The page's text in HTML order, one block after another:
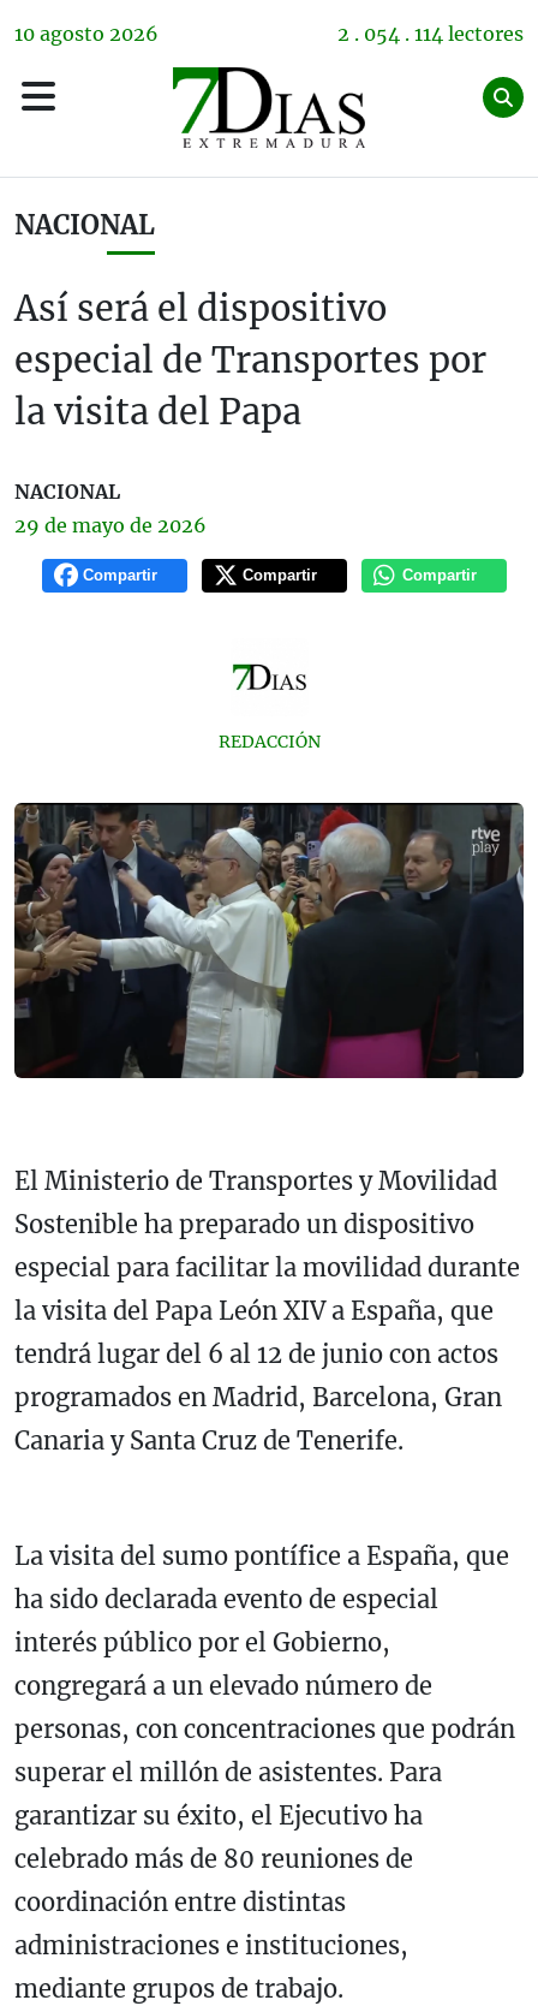
10 agosto 2026 2 . 054 . 114 lectores
NACIONAL
Así será el dispositivo
especial de Transportes por
la visita del Papa
NACIONAL
29 de mayo de 2026
Compartir Compartir Compartir
REDACCIÓN
El Ministerio de Transportes y Movilidad
Sostenible ha preparado un dispositivo
especial para facilitar la movilidad durante
la visita del Papa León XIV a España, que
tendrá lugar del 6 al 12 de junio con actos
programados en Madrid, Barcelona, Gran
Canaria y Santa Cruz de Tenerife.
La visita del sumo pontífice a España, que
ha sido declarada evento de especial
interés público por el Gobierno,
congregará a un elevado número de
personas, con concentraciones que podrán
superar el millón de asistentes. Para
garantizar su éxito, el Ejecutivo ha
celebrado más de 80 reuniones de
coordinación entre distintas
administraciones e instituciones,
mediante grupos de trabajo.